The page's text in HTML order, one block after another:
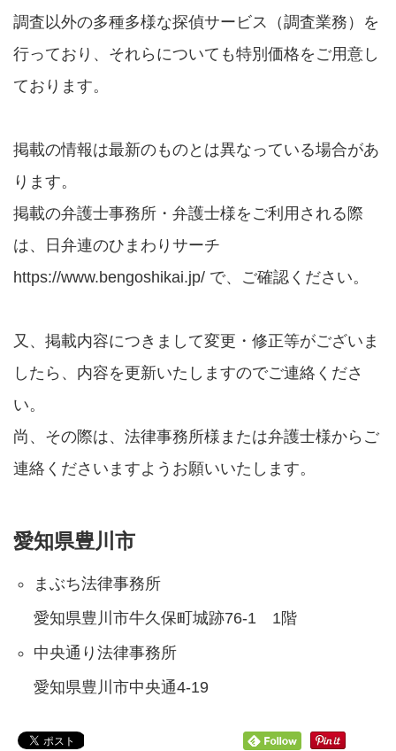
調査以外の多種多様な探偵サービス（調査業務）を
行っており、それらについても特別価格をご用意し
ております。
掲載の情報は最新のものとは異なっている場合があ
ります。
掲載の弁護士事務所・弁護士様をご利用される際
は、日弁連のひまわりサーチ
https://www.bengoshikai.jp/ で、ご確認ください。
又、掲載内容につきまして変更・修正等がございま
したら、内容を更新いたしますのでご連絡くださ
い。
尚、その際は、法律事務所様または弁護士様からご
連絡くださいますようお願いいたします。
愛知県豊川市
まぶち法律事務所
愛知県豊川市牛久保町城跡76-1 1階
中央通り法律事務所
愛知県豊川市中央通4-19